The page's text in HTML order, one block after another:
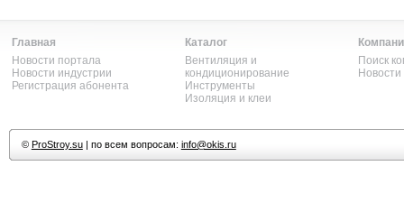
Главная
Новости портала
Новости индустрии
Регистрация абонента
Каталог
Вентиляция и
кондиционирование
Инструменты
Изоляция и клеи
Поиск
© ProStroy.su| по всем вопросам: info@okis.ru